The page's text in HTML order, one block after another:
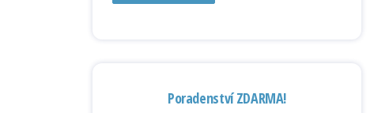
Poradenství ZDARMA!